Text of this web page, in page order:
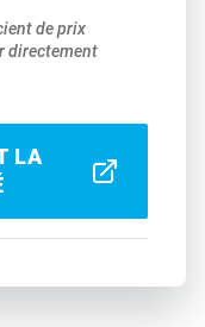
de prix
directement
LA